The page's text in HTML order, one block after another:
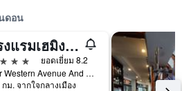
ดอน
โรงแรมเฮมิงเวย์
าว
ยอดเยี่ยม 8.2
Cnr Western Avenue And Two Rivers Drive, อีสต์ ลอนดอน, อีสเทิร์น เคป, แอฟริกาใต้
ม. จากใจกลางเมือง